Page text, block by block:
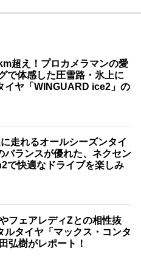
超え！プロカメラマンの愛
で体感した圧雪路・氷上に
イヤ「WINGUARD ice2」の
走れるオールシーズンタイ
バランスが優れた、ネクセン
で快適なドライブを楽しみ
フェアレディZとの相性抜
ルタイヤ「マックス・コンタ
弘樹がレポート！